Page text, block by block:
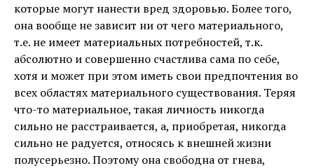
которые могут нанести вред здоровью. Более того,
она вообще не зависит ни от чего материального,
т.е. не имеет материальных потребностей, т.к.
абсолютно и совершенно счастлива сама по себе,
хотя и может при этом иметь свои предпочтения во
всех областях материального существования. Теряя
что-то материальное, такая личность никогда
сильно не расстраивается, а, приобретая, никогда
сильно не радуется, относясь к внешней жизни
полусерьезно. Поэтому она свободна от гнева,